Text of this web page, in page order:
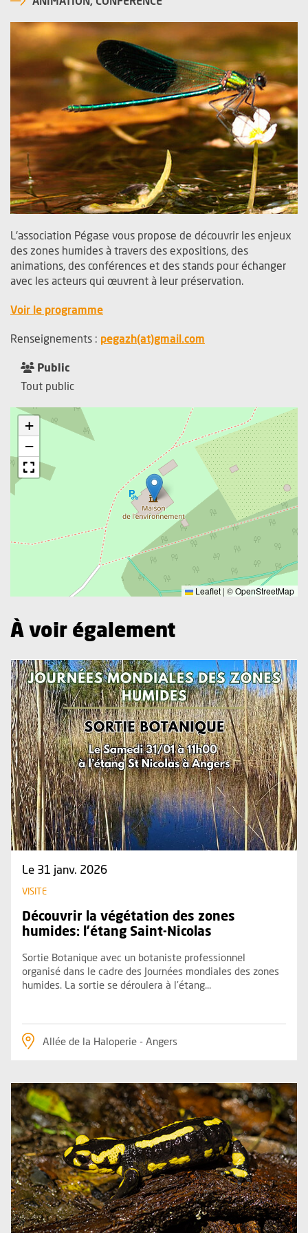
L'association Pégase vous propose de découvrir les enjeux
des zones humides à travers des expositions, des
animations, des conférences et des stands pour échanger
avec les acteurs qui œuvrent à leur préservation.
Voir le programme, Ouvre une nouvelle fenêtre
Renseignements : pegazh(at)gmail.com
Public
Tout public
+
−
Leaflet | ©OpenStreetMap
À voir également
Le 31 janv. 2026
VISITE
Découvrir la végétation des zones
humides: l’étang Saint-Nicolas
Sortie Botanique avec un botaniste professionnel
organisé dans le cadre des Journées mondiales des zones
humides. La sortie se déroulera à l’étang...
Allée de la Haloperie - Angers
Plus d'information sur l'évènement : Découvrir la
Plus d'information sur l'évènement : Les amphibiens de